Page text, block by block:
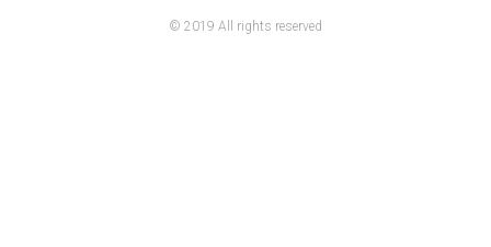
© 2019 All rights reserved